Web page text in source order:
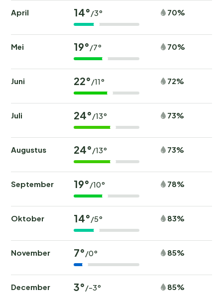
April 14° /3° 70%
Mei 19° /7° 70%
Juni 22° /11° 72%
Juli 24° /13° 73%
Augustus 24° /13° 73%
September 19° /10° 78%
Oktober 14° /5° 83%
November 7° /0° 85%
December 3° /-3° 85%